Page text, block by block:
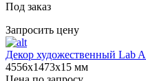
Под заказ
Запросить цену
Декор художественный Lab
4556х1473х15 мм